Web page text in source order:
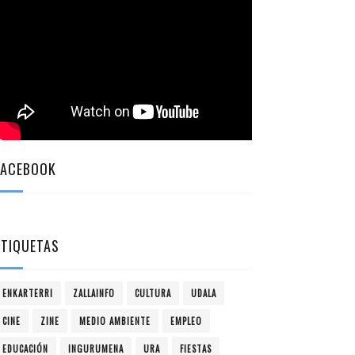
ENKARTERRI ZALLAINFO CULTURA UDALA
CINE ZINE MEDIO AMBIENTE EMPLEO
EDUCACIÓN INGURUMENA URA FIESTAS